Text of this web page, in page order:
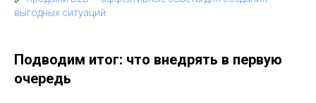
выгодных ситуаций
Подводим итог: что внедрять в первую
очередь